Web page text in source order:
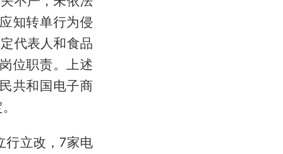
知转单行为侵
代表人和食品
位职责。上述
共和国电子商
行立改，7家电